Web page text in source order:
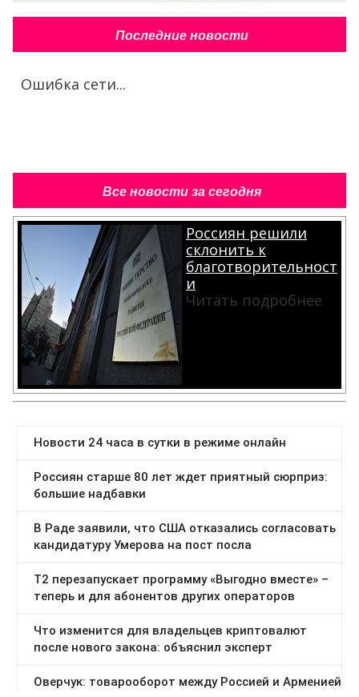
Последние новости
Ошибка сети...
Все новости за сегодня
Россиян решили
склонить к
благотворительност
и
Читать подробнее